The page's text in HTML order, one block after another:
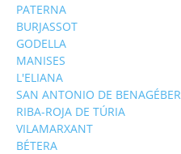
PATERNA
BURJASSOT
GODELLA
MANISES
L'ELIANA
SAN ANTONIO DE BENAGÉBER
RIBA-ROJA DE TÚRIA
VILAMARXANT
BÉTERA